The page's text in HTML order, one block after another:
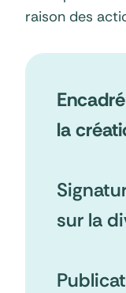
raison des
la
sur la